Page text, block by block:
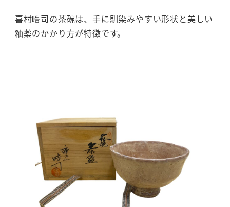
喜村晧司の茶碗は、手に馴染みやすい形状と美しい
釉薬のかかり方が特徴です。